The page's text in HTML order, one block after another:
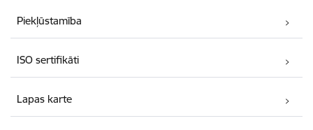
Piekļūstamība
ISO sertifikāti
Lapas karte